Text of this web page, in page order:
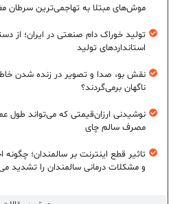
موش‌های مبتلا به تهاجمی‌ترین سرطان
تولید خوراک دام صنعتی در ایران؛ از
استانداردهای تولید
نقش بو، صدا و تصویر در زنده شدن
ناگهان برمی‌گردند؟
نوشیدنی ارزان‌قیمتی که می‌تواند طول
مصرف سالم چای
تاثیر قطع اینترنت بر سالمندان؛ چگونه
و مشکلات درمانی سالمندان را تشدید